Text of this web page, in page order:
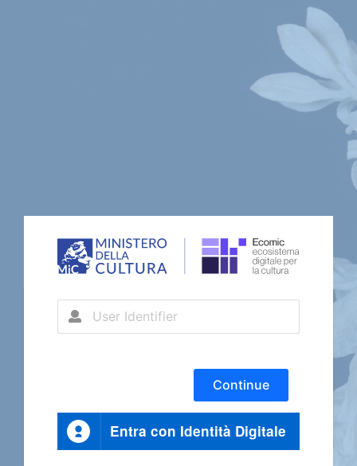
Continue
Entra con Identità Digitale